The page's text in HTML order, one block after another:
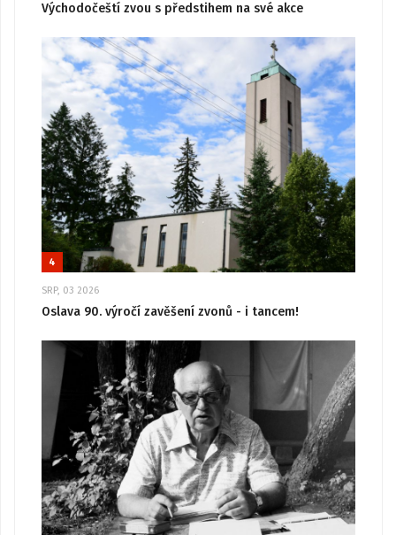
Východočeští zvou s předstihem na své akce
4
SRP, 03 2026
Oslava 90. výročí zavěšení zvonů - i tancem!